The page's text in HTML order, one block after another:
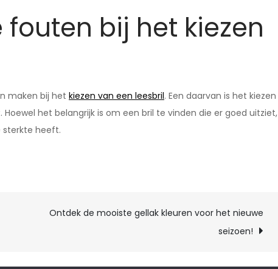
bij het kiezen
maken bij het kiezen van een leesbril. Een daarvan is het kiezen
het belangrijk is om een bril te vinden die er goed uitziet,
sterkte heeft.
Ontdek de mooiste gellak kleuren voor het nieuwe
seizoen!